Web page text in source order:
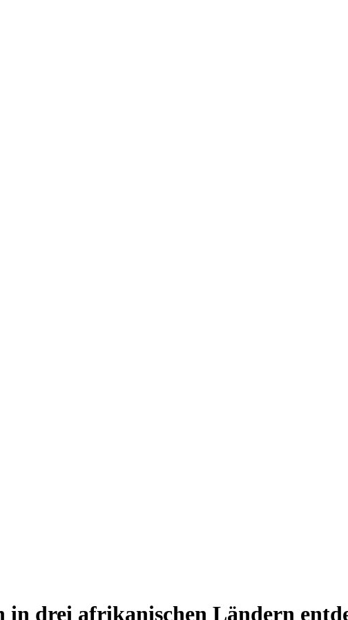
drei afrikanischen Ländern